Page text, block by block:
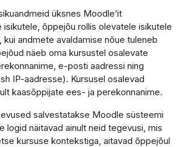
üksnes Moodle’it
isikutele, õppejõu rollis olevatele isikutele
andmete avaldamise nõue tuleneb
näeb oma kursustel osalevate
e-posti aadressi ning
IP-aadresse). Kursusel osalevad
kaasõppijate ees- ja perekonnanime.
salvestatakse Moodle süsteemi
logid näitavad ainult neid tegevusi, mis
kursuse kontekstiga, aitavad õppejõul